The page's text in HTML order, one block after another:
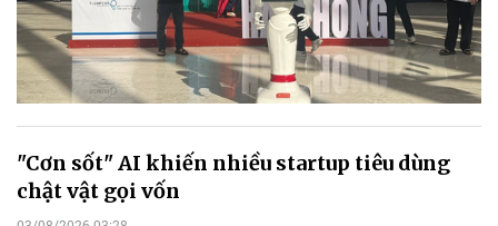
"Cơn sốt" AI khiến nhiều startup tiêu dùng
chật vật gọi vốn